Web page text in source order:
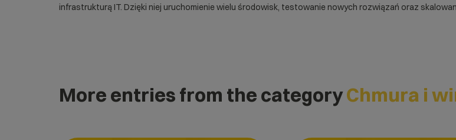
infrastrukturą IT. Dzięki niej uruchomienie wielu środowisk, testowanie nowych rozwiązań oraz
More entries from the categoryChmura i